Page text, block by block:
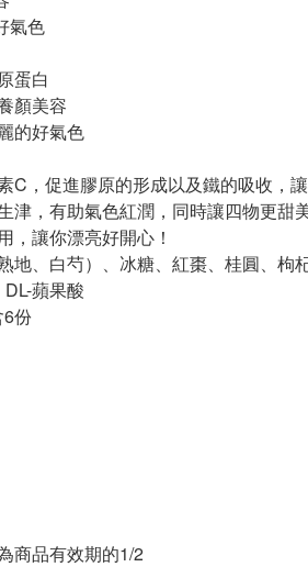
氣色
蛋白
顏美容
的好氣色
，促進膠原的形成以及鐵的吸收，
，有助氣色紅潤，同時讓四物更甜
讓你漂亮好開心！
地、白芍）、冰糖、紅棗、桂圓、
蘋果酸
6份
商品有效期的1/2